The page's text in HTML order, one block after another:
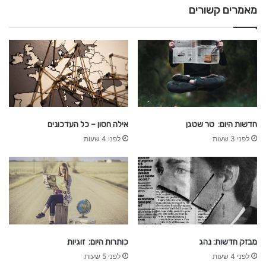
a
d
o
e
n
i
n
a
מאמרים קשורים
חדשות היום: טר שטגן
לפני 3 שעות
אילה חסון – כל העדכונים
לפני 4 שעות
מבזק חדשות: נהג
לפני 4 שעות
כותרות היום: זוגיות
לפני 5 שעות